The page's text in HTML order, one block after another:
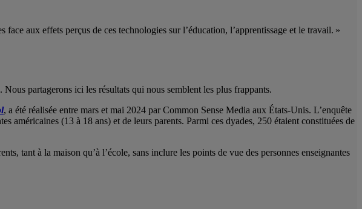
aux effets perçus de ces technologies sur l’éducation, l’apprentissage et le travail. »
partagerons ici les résultats qui nous semblent les plus frappants.
, a été réalisée entre mars et mai 2024 par Common Sense Media aux États-Unis. L’enquête
américaines (13 à 18 ans) et de leurs parents. Parmi ces dyades, 250 étaient constituées de
tant à la maison qu’à l’école, sans inclure les points de vue des personnes enseignantes